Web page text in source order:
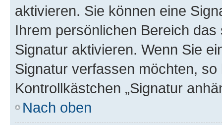
aktivieren. Sie können eine
Ihrem persönlichen Bereich
Signatur aktivieren. Wenn Sie
Signatur verfassen möchten,
Kontrollkästchen „Signatur
Nach oben